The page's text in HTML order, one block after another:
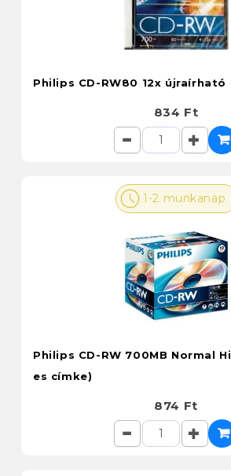
Philips CD-RW80 12x újraírható
834 Ft
1-2 munkanap
Philips CD-RW 700MB Normal
es címke)
874 Ft